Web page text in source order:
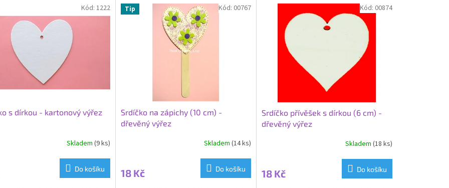
s dírkou - kartonový výřez
Skladem (9 ks)
Do košíku
Kód: 1222 Tip
Srdíčko na zápichy (10 cm) -
dřevěný výřez
Skladem (14 ks)
18 Kč Do košíku
Kód: 00767
Srdíčko přívěšek s dírkou (6 cm) -
dřevěný výřez
Skladem (18 ks)
18 Kč Do košíku
Kód: 00874